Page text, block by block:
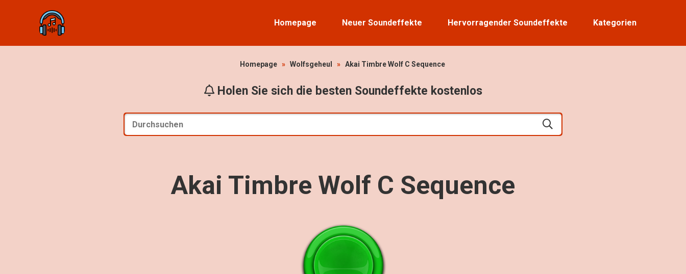
Homepage Neuer Soundeffekte Hervorragender Soundeffekte Kategorien
Homepage » Wolfsgeheul » Akai Timbre Wolf C Sequence
Holen Sie sich die besten Soundeffekte kostenlos
Akai Timbre Wolf C Sequence